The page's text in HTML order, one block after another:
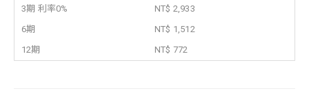
3期 利率0%
NT$ 2,933
6期
NT$ 1,512
12期
NT$ 772